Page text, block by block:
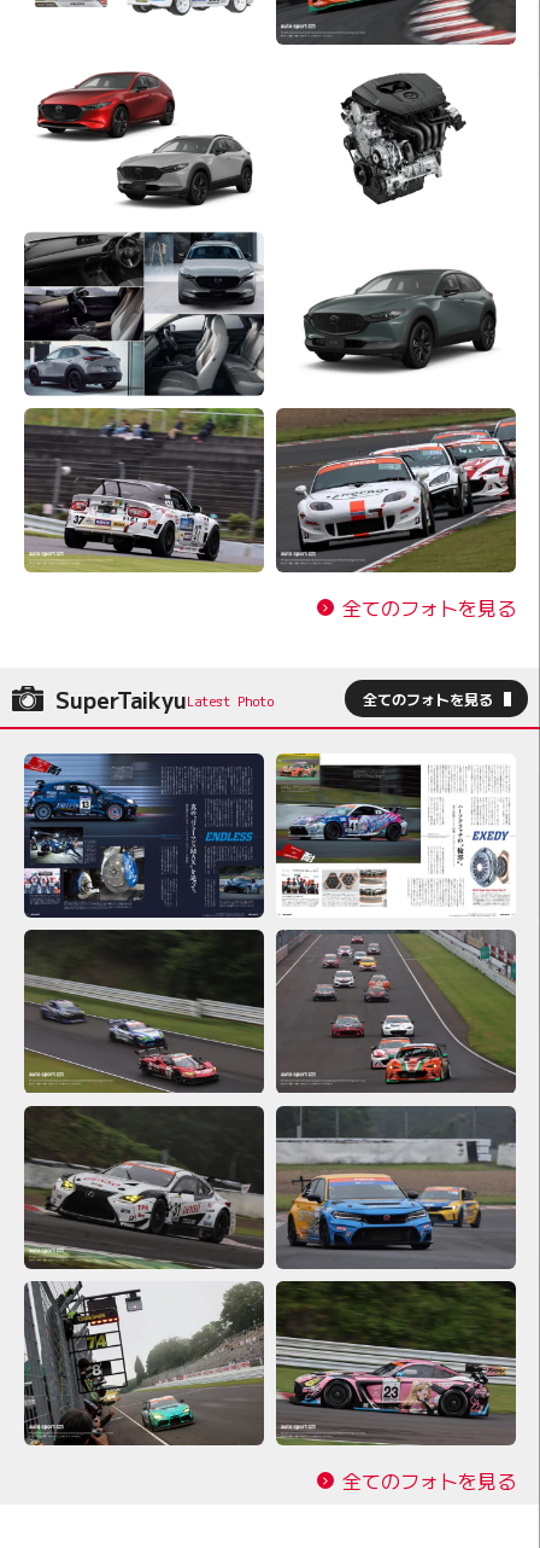
全てのフォトを見る
SuperTaikyu 全てのフォトを見る
全てのフォトを見る